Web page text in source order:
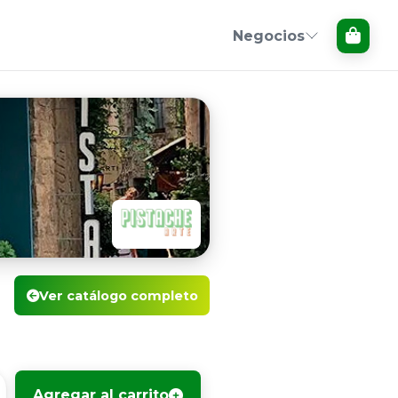
Negocios
Ver catálogo completo